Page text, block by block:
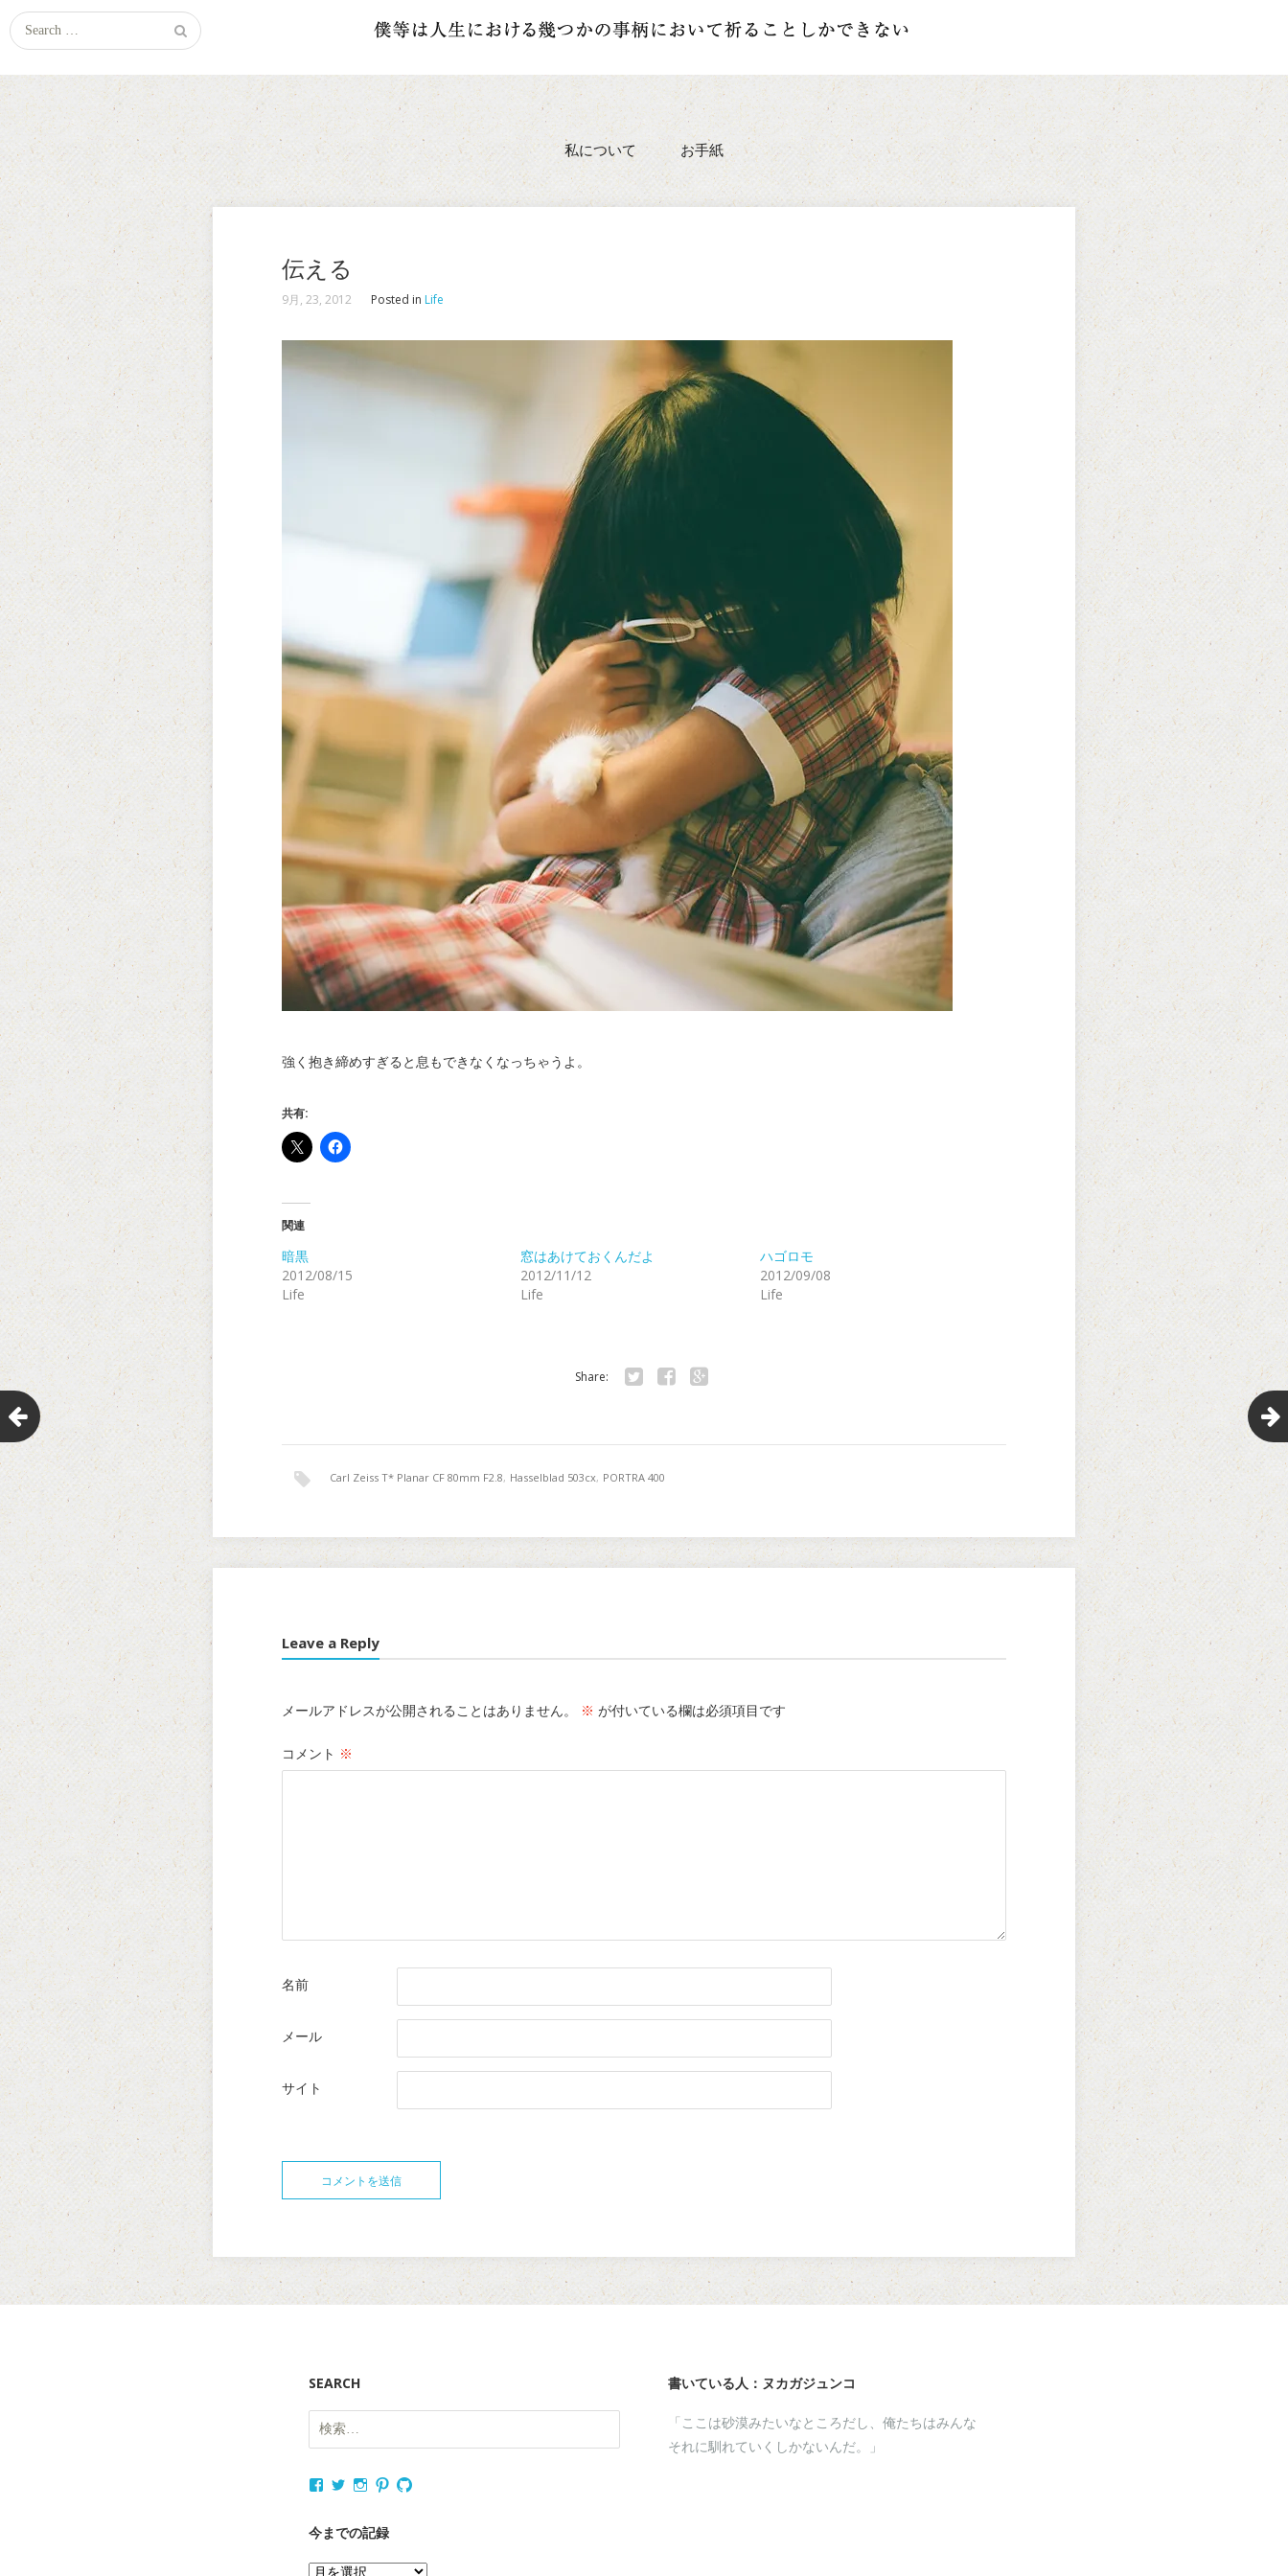
Search
for:
私について お手紙
伝える
9月, 23, 2012 Posted in Life
強く抱き締めすぎると息もできなくなっちゃうよ。
共有:
関連
暗黒
2012/08/15
Life
窓はあけておくんだよ
2012/11/12
Life
ハゴロモ
2012/09/08
Life
Share:
Carl Zeiss T* Planar CF 80mm F2.8, Hasselblad 503cx, PORTRA 400
Leave a Reply
メールアドレスが公開されることはありません。 ※ が付いている欄は必須項目です
コメント ※
名前
メール
サイト
SEARCH
検
索:
書いている人：ヌカガジュンコ
「ここは砂漠みたいなところだし、俺たちはみんな
それに馴れていくしかないんだ。」
nukagajunko
の
ロ
nukaga
の
ロ
nukaga
の
ロ
nukaga
ロ
nukaga
ロ
今までの記録
今